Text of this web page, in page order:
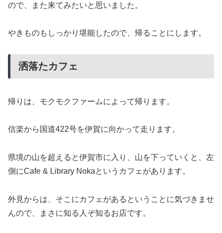
ので、また来てみたいと思いました。
やきものもしっかり堪能したので、帰ることにします。
洒落たカフェ
帰りは、モクモクファームによって帰ります。
信楽から国道422号を伊賀に向かって走ります。
県境の山を超えると伊賀市に入り、山を下っていくと、左
側にCafe & Library Nokaというカフェがあります。
外見からは、そこにカフェがあるということに気づきませ
んので、まさに知る人ぞ知るお店です。